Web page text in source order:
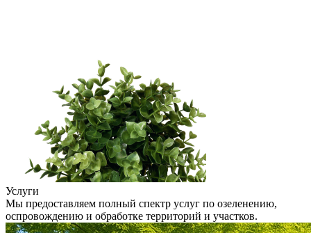
Услуги
Мы предоставляем полный спектр услуг по озеленению,
оспровождению и обработке территорий и участков.